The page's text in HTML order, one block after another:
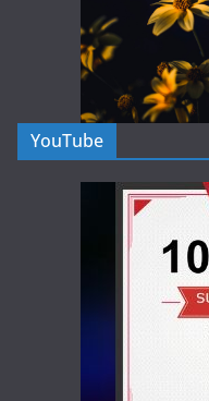
YouTube